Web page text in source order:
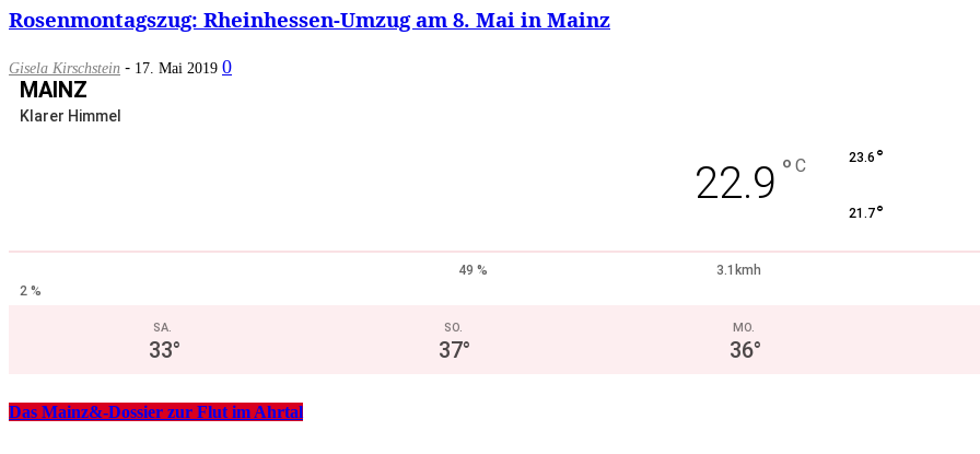
Rosenmontagszug: Rheinhessen-Umzug am 8. Mai in Mainz
Gisela Kirschstein - 17. Mai 2019 0
MAINZ
Klarer Himmel
22.9 ° C 23.6 °
21.7°
49 %
3.1kmh
2 %
SA.
33°
SO.
37°
MO.
36°
Das Mainz&-Dossier zur Flut im Ahrtal